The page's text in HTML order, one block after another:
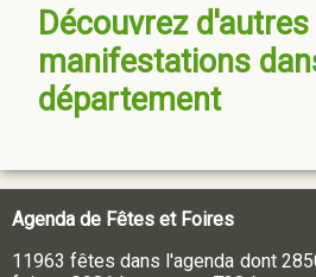
Découvrez d'autres
manifestations
département
Agenda de Fêtes et Foires
11963 fêtes dans l'agenda dont